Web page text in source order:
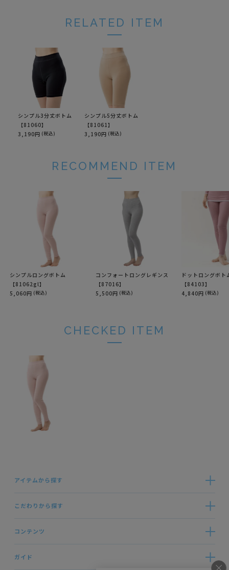
RELATED ITEM
シンプル3分丈ボトム
【81060】
3,190円 (税込)
シンプル5分丈ボトム
【81061】
3,190円 (税込)
RECOMMEND ITEM
シンプルロングボトム
【81062gl】
5,060円 (税込)
コンフォートロングレギンス
【87016】
5,500円 (税込)
ドットロングボト
【84103】
4,840円 (税込)
CHECKED ITEM
アイテムから探す
こだわりから探す
コンテンツ
ガイド